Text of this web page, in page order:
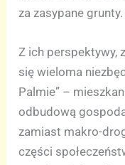
za zasypane grunty.
Z ich perspektywy,
się wieloma
Palmie” –
odbudową
zamiast makro-
części